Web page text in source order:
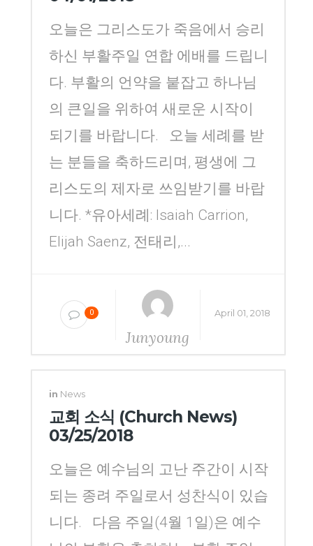
오늘은 그리스도가 죽음에서 승리
하신 부활주일 연합 에배를 드립니
다. 부활의 언약을 붙잡고 하나님
의 큰일을 위하여 새로운 시작이
되기를 바랍니다. 오늘 세례를 받
는 분들을 축하드리며, 평생에 그
리스도의 제자로 쓰임받기를 바랍
니다. *유아세례: Isaiah Carrion,
Elijah Saenz, 전태리,...
0
Junyoung
April 01, 2018
in News
교회 소식 (Church News)
03/25/2018
오늘은 예수님의 고난 주간이 시작
되는 종려 주일로서 성찬식이 있습
니다. 다음 주일(4월 1일)은 예수